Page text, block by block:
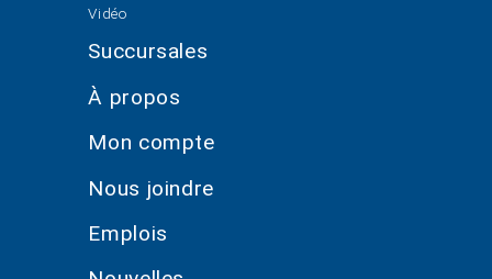
Vidéo
Succursales
À propos
Mon compte
Nous joindre
Emplois